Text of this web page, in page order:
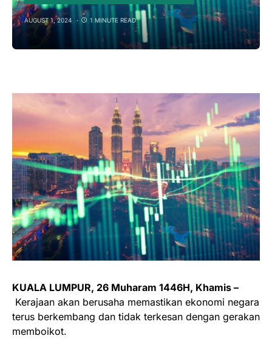
AUGUST 1, 2024 1 MINUTE READ
KUALA LUMPUR, 26 Muharam 1446H, Khamis –
Kerajaan akan berusaha memastikan ekonomi negara
terus berkembang dan tidak terkesan dengan gerakan
memboikot.